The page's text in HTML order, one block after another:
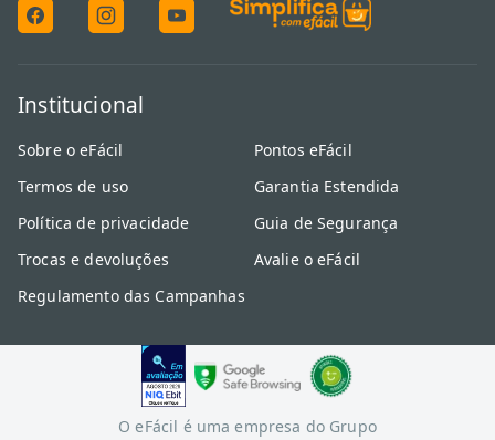
Institucional
Sobre o eFácil
Termos de uso
Política de privacidade
Trocas e devoluções
Regulamento das Campanhas
Pontos eFácil
Garantia Estendida
Guia de Segurança
Avalie o eFácil
O eFácil é uma empresa do Grupo